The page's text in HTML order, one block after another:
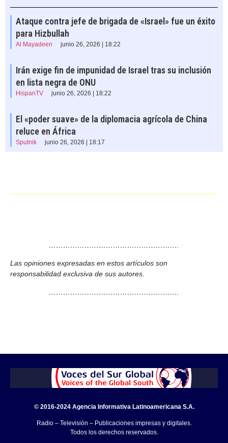
Ataque contra jefe de brigada de «Israel» fue un éxito
para Hizbullah
Al Mayadeen junio 26, 2026 | 18:22
Irán exige fin de impunidad de Israel tras su inclusión
en lista negra de ONU
HispanTV junio 26, 2026 | 18:22
El «poder suave» de la diplomacia agrícola de China
reluce en África
Sputnik junio 26, 2026 | 18:17
……………………………………………….
Las opiniones expresadas en estos artículos son
responsabilidad exclusiva de sus autores.
……………………………………………….
© 2016-2024 Agencia Informativa Latinoamericana S.A.
Radio – Televisión – Publicaciones impresas y digitales.
Todos los derechos reservados.